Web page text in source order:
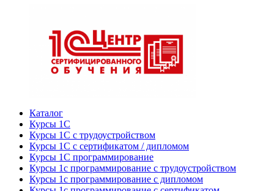
Каталог
Курсы 1С
Курсы 1С с трудоустройством
Курсы 1С с сертификатом / дипломом
Курсы 1С программирование
Курсы 1с программирование с трудоустройством
Курсы 1с программирование с дипломом